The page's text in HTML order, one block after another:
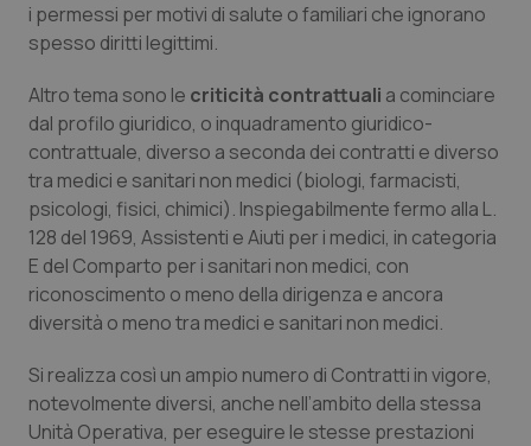
Veneto
Oncoematologia
Oncologia & Nutrizione
Psoriasi & pelle
Quotidiano Cardiologia
Quotidiano Chirurgia
Quotidiano Pediatria
i permessi per motivi di salute o familiari che ignorano
spesso diritti legittimi.
Altro tema sono le criticità contrattuali a cominciare
dal profilo giuridico, o inquadramento giuridico-
contrattuale, diverso a seconda dei contratti e diverso
tra medici e sanitari non medici (biologi, farmacisti,
psicologi, fisici, chimici). Inspiegabilmente fermo alla L.
128 del 1969, Assistenti e Aiuti per i medici, in categoria
E del Comparto per i sanitari non medici, con
riconoscimento o meno della dirigenza e ancora
diversità o meno tra medici e sanitari non medici.
Si realizza così un ampio numero di Contratti in vigore,
notevolmente diversi, anche nell’ambito della stessa
Unità Operativa, per eseguire le stesse prestazioni